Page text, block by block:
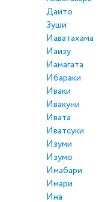
Даито
Зуши
Иаватахама
Иаизу
Иамагата
Ибараки
Иваки
Ивакуни
Ивата
Иватсуки
Изуми
Изумо
Имабари
Имари
Ина